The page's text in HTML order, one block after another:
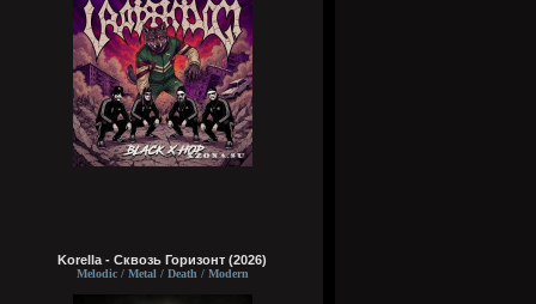
Korella - Сквозь Горизонт (2026)
Melodic / Metal / Death / Modern